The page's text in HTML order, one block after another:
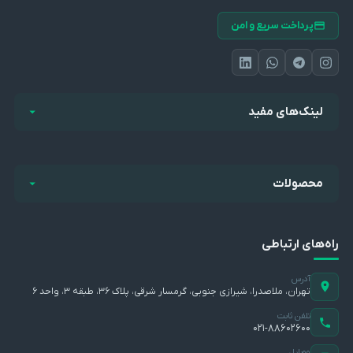
پرداخت سریع و امن
لینک‌های مفید
محصولات
راه‌های ارتباطی
آدرس
تهران، ملاصدرا، شیرازی جنوبی، گرمسار شرقی، پلاک ۳۶، طبقه ۳، واحد ۶
تلفن ثابت
۰۲۱-۸۸۶۰۲۶۰۰